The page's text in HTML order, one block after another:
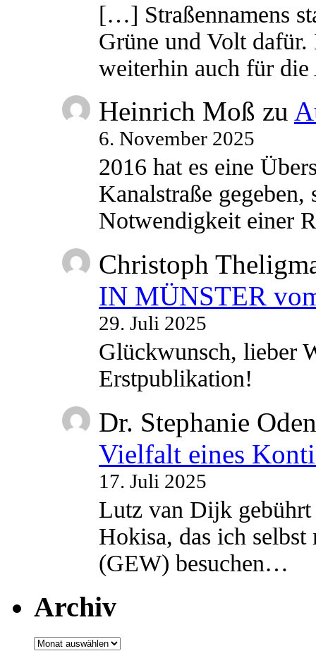
[…] Straßennamens
Grüne und Volt
weiterhin auch für
Heinrich Moß zu
6. November 2025
2016 hat es eine
Kanalstraße
Notwendigkeit einer
Christoph
IN MÜNSTER
29. Juli 2025
Glückwunsch, lieber
Erstpublikation!
Dr. Stephanie
Vielfalt eines
17. Juli 2025
Lutz van Dijk
Hokisa, das ich
(GEW) besuchen…
Archiv
Archiv